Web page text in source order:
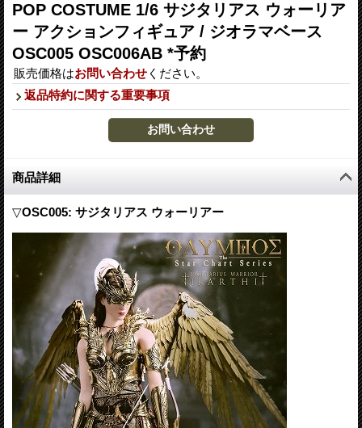
POP COSTUME 1/6 サジタリアス ウォーリア
ー アクションフィギュア / ジオラマベース
OSC005 OSC006AB *予約
販売価格はお問い合わせ ください。
返品特約に関する重要事項
商品詳細
▽OSC005: サジタリアス ウォーリアー